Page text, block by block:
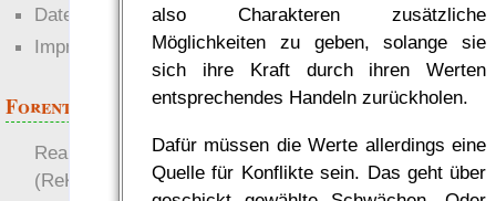
also Charakteren zusätzliche
Möglichkeiten zu geben, solange sie
sich ihre Kraft durch ihren Werten
entsprechendes Handeln zurückholen.
Dafür müssen die Werte allerdings eine
Quelle für Konflikte sein. Das geht über
Datenschutz
Impressum
Forenthemen
Realistische Kämpfe
(ReKa)